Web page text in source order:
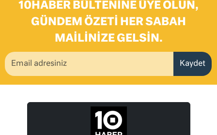
10HABER BÜLTENINE ÜYE OLUN,
GÜNDEM ÖZETI HER SABAH
MAILINIZE GELSIN.
Kaydet